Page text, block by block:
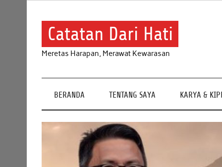
Catatan Dari Hati
Meretas Harapan, Merawat Kewarasan
BERANDA TENTANG SAYA KARYA &